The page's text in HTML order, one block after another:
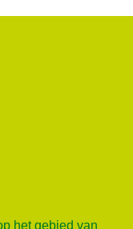
het gebied van